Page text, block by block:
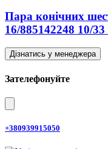
Пара конічних
16/885142248 10/
Дізнатись у менеджера
Зателефонуйте
+380939915050